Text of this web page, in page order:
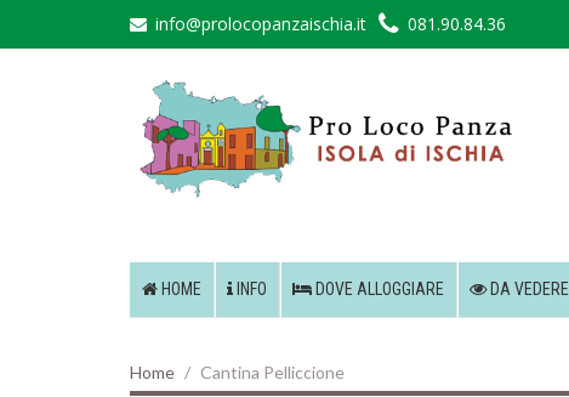
info@prolocopanzaischia.it 081.90.84.36
HOME INFO DOVE ALLOGGIARE DA VEDERE
Home Cantina Pelliccione